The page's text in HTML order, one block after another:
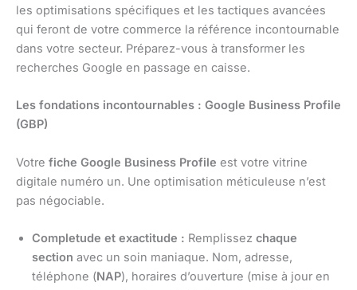
les optimisations spécifiques et les tactiques avancées
qui feront de votre commerce la référence incontournable
dans votre secteur. Préparez-vous à transformer les
recherches Google en passage en caisse.
Les fondations incontournables : Google Business Profile
(GBP)
Votre fiche Google Business Profile est votre vitrine
digitale numéro un. Une optimisation méticuleuse n’est
pas négociable.
Completude et exactitude : Remplissez chaque
section avec un soin maniaque. Nom, adresse,
téléphone (NAP), horaires d’ouverture (mise à jour en